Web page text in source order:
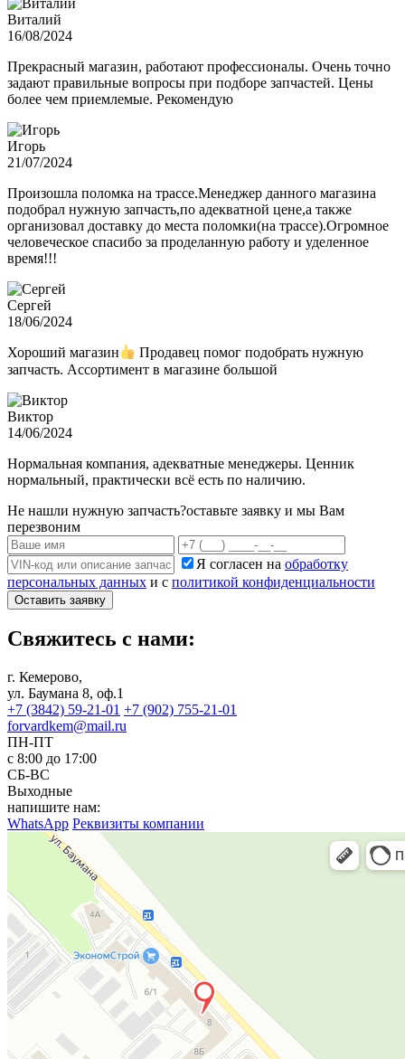
Виталий
16/08/2024
Прекрасный магазин, работают профессионалы. Очень точно
задают правильные вопросы при подборе запчастей. Цены
более чем приемлемые. Рекомендую
Игорь
21/07/2024
Произошла поломка на трассе.Менеджер данного магазина
подобрал нужную запчасть,по адекватной цене,а также
организовал доставку до места поломки(на трассе).Огромное
человеческое спасибо за проделанную работу и уделенное
время!!!
Сергей
18/06/2024
Хороший магазин
Продавец помог подобрать нужную
запчасть. Ассортимент в магазине большой
Виктор
14/06/2024
Нормальная компания, адекватные менеджеры. Ценник
нормальный, практически всё есть по наличию.
Не нашли нужную запчасть?оставьте заявку и мы Вам
перезвоним
Я согласен на обработку
персональных данных и с политикой конфиденциальности
Оставить заявку
Свяжитесь с нами:
г. Кемерово,
ул. Баумана 8, оф.1
+7 (3842) 59-21-01 +7 (902) 755-21-01
forvardkem@mail.ru
ПН-ПТ
с 8:00 до 17:00
СБ-ВС
Выходные
напишите нам:
WhatsApp Реквизиты компании